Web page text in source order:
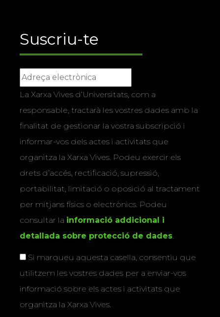
Suscriu-te
La Xarxa Vives d’Universitats, com a
responsable, tractarà les vostres dades amb la
finalitat de gestionar la vostra subscripció i
informar-vos dels actes i activitats que
organitza la Xarxa Vives. Podeu exercir els
drets d’accés, rectificació, supressió,
portabilitat, limitació o oposició al tractament
per mitjans físics o electrònics. Podeu
consultar la informació addicional i
detallada sobre protecció de dades.
Si marqueu aquesta casella, consentiu que
utilitzem les vostres dades per a enviar-vos
informació sobre els actes i activitats que
organitza la Xarxa Vives.